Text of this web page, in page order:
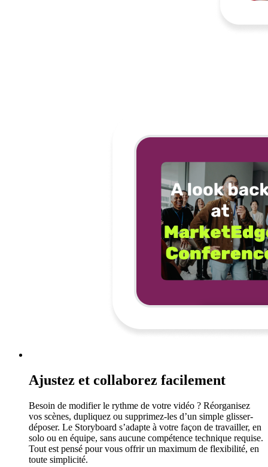
Ajustez et collaborez facilement
Besoin de modifier le rythme de votre vidéo ? Réorganisez
vos scènes, dupliquez ou supprimez-les d’un simple glisser-
déposer. Le Storyboard s’adapte à votre façon de travailler, en
solo ou en équipe, sans aucune compétence technique requise.
Tout est pensé pour vous offrir un maximum de flexibilité, en
toute simplicité.